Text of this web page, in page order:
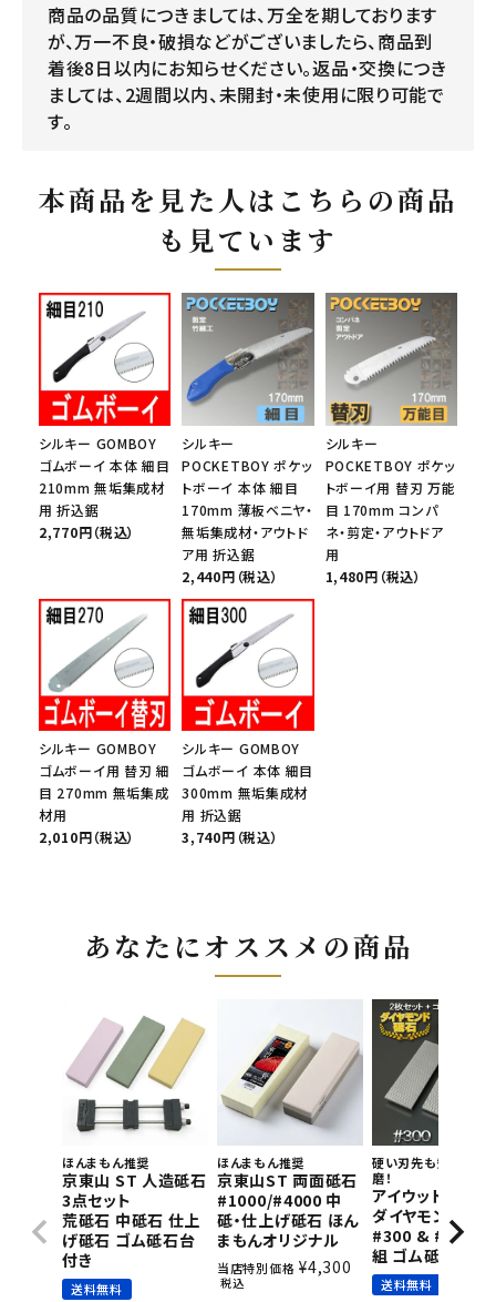
商品の品質につきましては、万全を期しております
が、万一不良・破損などがございましたら、商品到
着後8日以内にお知らせください。返品・交換につき
ましては、2週間以内、未開封・未使用に限り可能で
す。
本商品を見た人はこちらの商品
も見ています
シルキー GOMBOY
ゴムボーイ 本体 細目
210mm 無垢集成材
用 折込鋸
2,770円（税込）
シルキー
POCKETBOY ポケッ
トボーイ 本体 細目
170mm 薄板ベニヤ・
無垢集成材・アウトド
ア用 折込鋸
2,440円（税込）
シルキー
POCKETBOY ポケッ
トボーイ用 替刃 万能
目 170mm コンパ
ネ・剪定・アウトドア
用
1,480円（税込）
シルキー GOMBOY
ゴムボーイ用 替刃 細
目 270mm 無垢集成
材用
2,010円（税込）
シルキー GOMBOY
ゴムボーイ 本体 細目
300mm 無垢集成材
用 折込鋸
3,740円（税込）
あなたにオススメの商品
ほんまもん推奨
京東山 ST 人造砥石
3点セット
荒砥石 中砥石 仕上
げ砥石 ゴム砥石台
付き
送料無料
ほんまもん推奨
京東山ST 両面砥石
#1000/#4000 中
砥・仕上げ砥石 ほん
まもんオリジナル
当店特別価格 ¥4,300
税込
硬い刃先も短時間で
磨！
アイウッド 片面
ダイヤモンド砥石
#300 & #800 2
組 ゴム砥石台付
送料無料